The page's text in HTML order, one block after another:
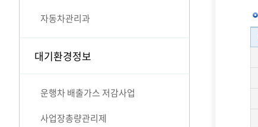
자동차관리과
대기환경정보
운행차 배출가스 저감사업
사업장총량관리제